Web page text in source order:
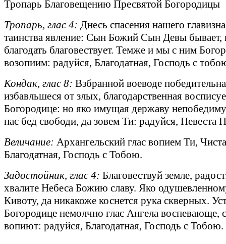
Тропарь Благовещению Пресвятой Богородицы
Тропарь, глас 4: Днесь спасения нашего
таинства явление: Сын Божий Сын Девы бывает,
благодать благовествует. Темже и мы с ним
возопиим: радуйся, Благодатная, Господь с
Кондак, глас 8: Взбранной воеводе
избавльшеся от злых, благодарственная
Богородице: но яко имущая державу
нас бед свободи, да зовем Ти: радуйся, Невеста
Величание: Архангельский глас вопием Ти,
Благодатная, Господь с Тобою.
Задостойник, глас 4: Благовествуй земле,
хвалите Небеса Божию славу. Яко
Кивоту, да никакоже коснется рука скверных.
Богородице немолчно глас Ангела воспевающе,
вопиют: радуйся, Благодатная, Господь с Тобою.